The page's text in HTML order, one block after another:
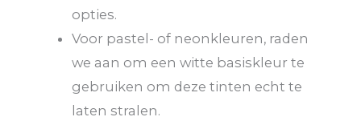
opties.
Voor pastel- of neonkleuren, raden
we aan om een witte basiskleur te
gebruiken om deze tinten echt te
laten stralen.